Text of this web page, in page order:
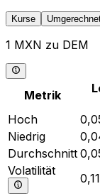
Kurse
1 MXN zu DEM
Metrik
Hoch
Niedrig
Durchschnitt
Volatilität